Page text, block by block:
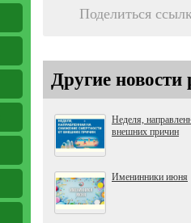
Поделиться
Другие новости
Неделя,
внешних причин
Именинники июня